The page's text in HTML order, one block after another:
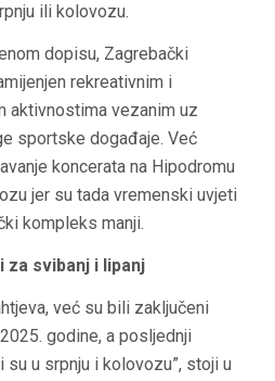
ili kolovozu.
dopisu, Zagrebački
rekreativnim i
aktivnostima vezanim uz
sportske događaje. Već
koncerata na Hipodromu
jer su tada vremenski uvjeti
kompleks manji.
svibanj i lipanj
već su bili zaključeni
godine, a posljednji
u srpnju i kolovozu”, stoji u